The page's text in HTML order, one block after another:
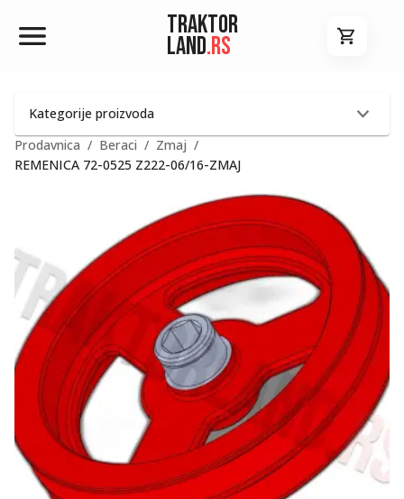
Traktor
Land.rs
Kategorije proizvoda
Prodavnica / Beraci / Zmaj /
REMENICA 72-0525 Z222-06/16-ZMAJ